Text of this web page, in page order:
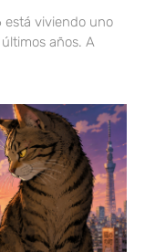
está viviendo uno
años. A